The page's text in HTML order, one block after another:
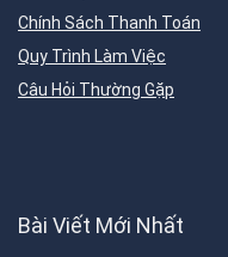
Chính Sách Thanh Toán
Quy Trình Làm Việc
Câu Hỏi Thường Gặp
Bài Viết Mới Nhất